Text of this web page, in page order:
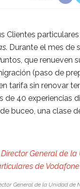
Clientes
. Durante el mes de
que renueven
(paso de
tarifa sin renovar
de 40 experiencias
buceo, una clase
General de la Unidad de